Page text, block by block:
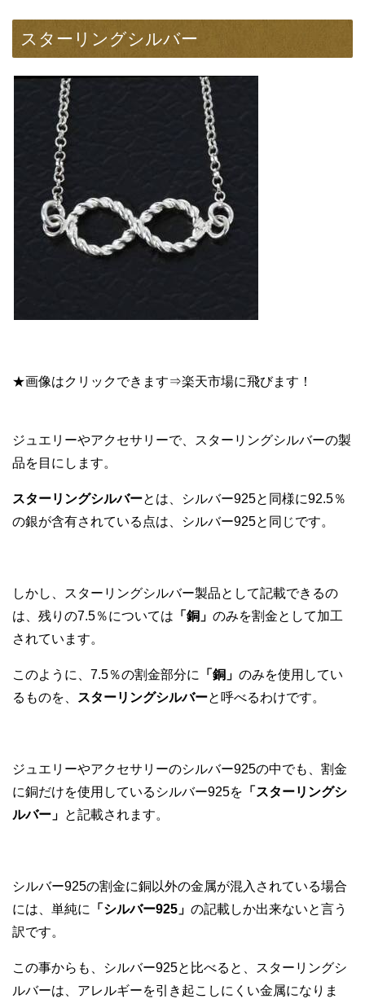
スターリングシルバー
★画像はクリックできます⇒楽天市場に飛びます！
ジュエリーやアクセサリーで、スターリングシルバーの製
品を目にします。
スターリングシルバーとは、シルバー925と同様に92.5％
の銀が含有されている点は、シルバー925と同じです。
しかし、スターリングシルバー製品として記載できるの
は、残りの7.5％については 「銅」 のみを割金として加工
されています。
このように、7.5％の割金部分に 「銅」 のみを使用してい
るものを、
スターリングシルバーと呼べるわけです。
ジュエリーやアクセサリーのシルバー925の中でも、割金
に銅だけを使用しているシルバー925を 「スターリングシ
ルバー」 と記載されます。
シルバー925の割金に銅以外の金属が混入されている場合
には、単純に
「シルバー925」 の記載しか出来ないと言う
訳です。
この事からも、シルバー925と比べると、スターリングシ
ルバーは、アレルギーを引き起こしにくい金属になりま